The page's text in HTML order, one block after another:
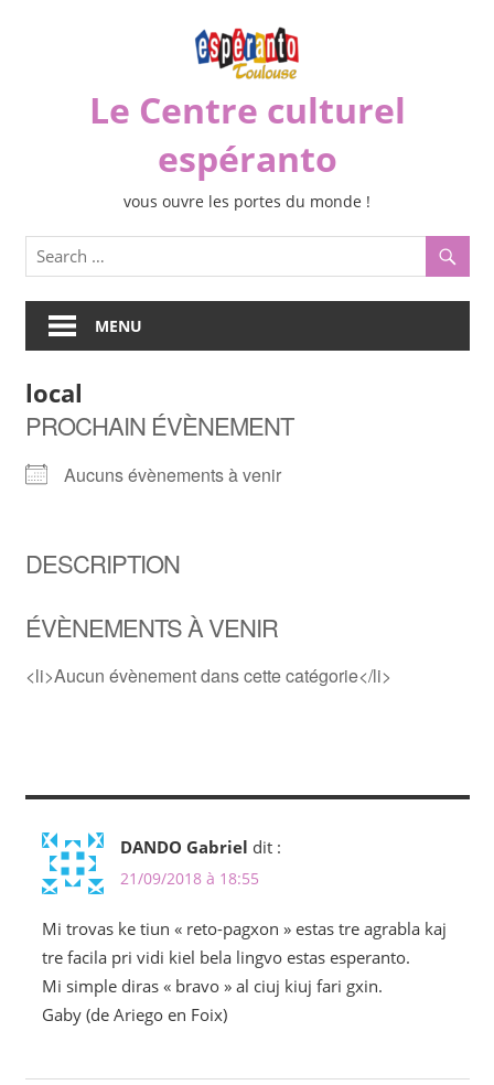
Le Centre culturel
espéranto
vous ouvre les portes du monde !
MENU
local
PROCHAIN ÉVÈNEMENT
Aucuns évènements à venir
DESCRIPTION
ÉVÈNEMENTS À VENIR
<li>Aucun évènement dans cette catégorie</li>
DANDO Gabriel dit :
21/09/2018 à 18:55
Mi trovas ke tiun « reto-pagxon » estas tre agrabla kaj
tre facila pri vidi kiel bela lingvo estas esperanto.
Mi simple diras « bravo » al ciuj kiuj fari gxin.
Gaby (de Ariego en Foix)